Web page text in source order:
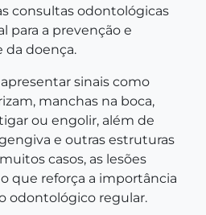
consultas odontológicas
para a prevenção e
da doença.
sinais como
manchas na boca,
ou engolir, além de
e outras estruturas
casos, as lesões
que reforça a importância
odontológico regular.